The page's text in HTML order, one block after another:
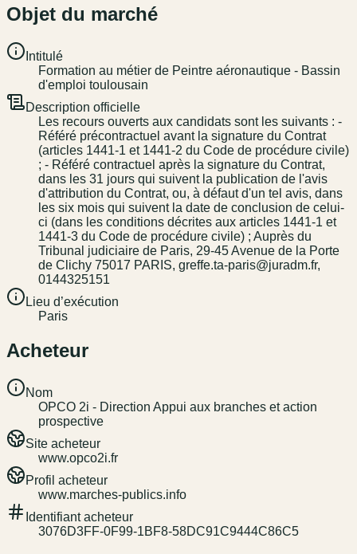
Objet du marché
Intitulé
Formation au métier de Peintre aéronautique - Bassin
d'emploi toulousain
Description officielle
Les recours ouverts aux candidats sont les suivants : -
Référé précontractuel avant la signature du Contrat
(articles 1441-1 et 1441-2 du Code de procédure civile)
; - Référé contractuel après la signature du Contrat,
dans les 31 jours qui suivent la publication de l'avis
d'attribution du Contrat, ou, à défaut d'un tel avis, dans
les six mois qui suivent la date de conclusion de celui-
ci (dans les conditions décrites aux articles 1441-1 et
1441-3 du Code de procédure civile) ; Auprès du
Tribunal judiciaire de Paris, 29-45 Avenue de la Porte
de Clichy 75017 PARIS, greffe.ta-paris@juradm.fr,
0144325151
Lieu d’exécution
Paris
Acheteur
Nom
OPCO 2i - Direction Appui aux branches et action
prospective
Site acheteur
www.opco2i.fr
Profil acheteur
www.marches-publics.info
Identifiant acheteur
3076D3FF-0F99-1BF8-58DC91C9444C86C5